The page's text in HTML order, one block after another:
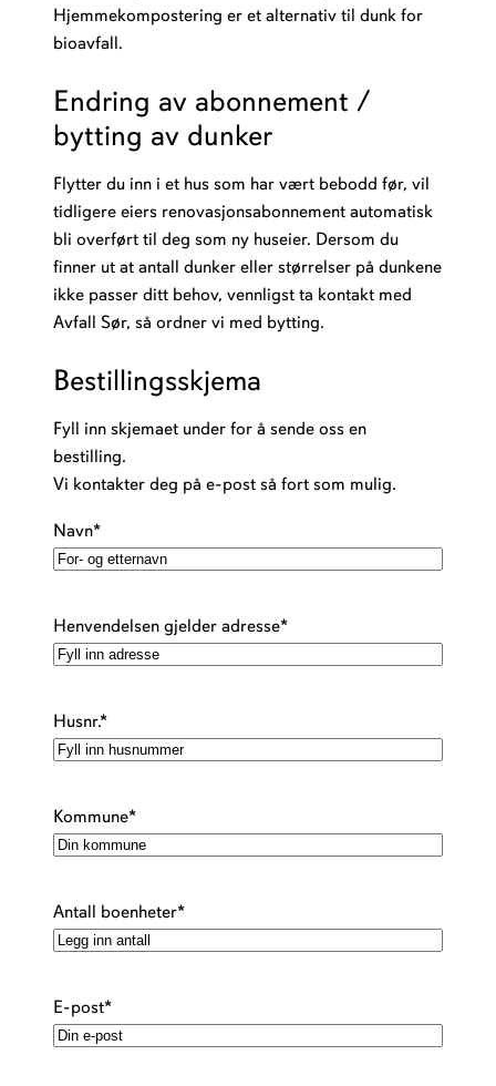
Hjemmekompostering er et alternativ til dunk for
bioavfall.
Endring av abonnement /
bytting av dunker
Flytter du inn i et hus som har vært bebodd før, vil
tidligere eiers renovasjonsabonnement automatisk
bli overført til deg som ny huseier. Dersom du
finner ut at antall dunker eller størrelser på dunkene
ikke passer ditt behov, vennligst ta kontakt med
Avfall Sør, så ordner vi med bytting.
Bestillingsskjema
Fyll inn skjemaet under for å sende oss en
bestilling.
Vi kontakter deg på e-post så fort som mulig.
Navn*
Henvendelsen gjelder adresse*
Husnr.*
Kommune*
Antall boenheter*
E-post*